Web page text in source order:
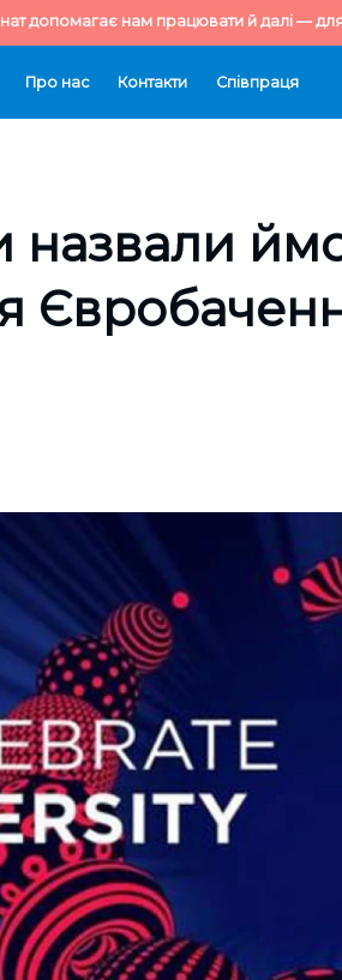
допомагає нам працювати й далі — для
Про нас Контакти Cпівпраця
назвали